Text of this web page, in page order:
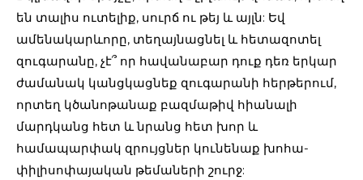
են տալիս ուտելիք, սուրճ ու թեյ և այլն: Եվ
ամենակարևորը, տեղայնացնել և հետազոտել
զուգարանը, չէ՞ որ հավանաբար դուք դեռ երկար
ժամանակ կանցկացնեք զուգարանի հերթերում,
որտեղ կծանոթանաք բազմաթիվ հիանալի
մարդկանց հետ և նրանց հետ խոր և
համապարփակ զրույցներ կունենաք խոհա-
փիլիսոփայական թեմաների շուրջ: